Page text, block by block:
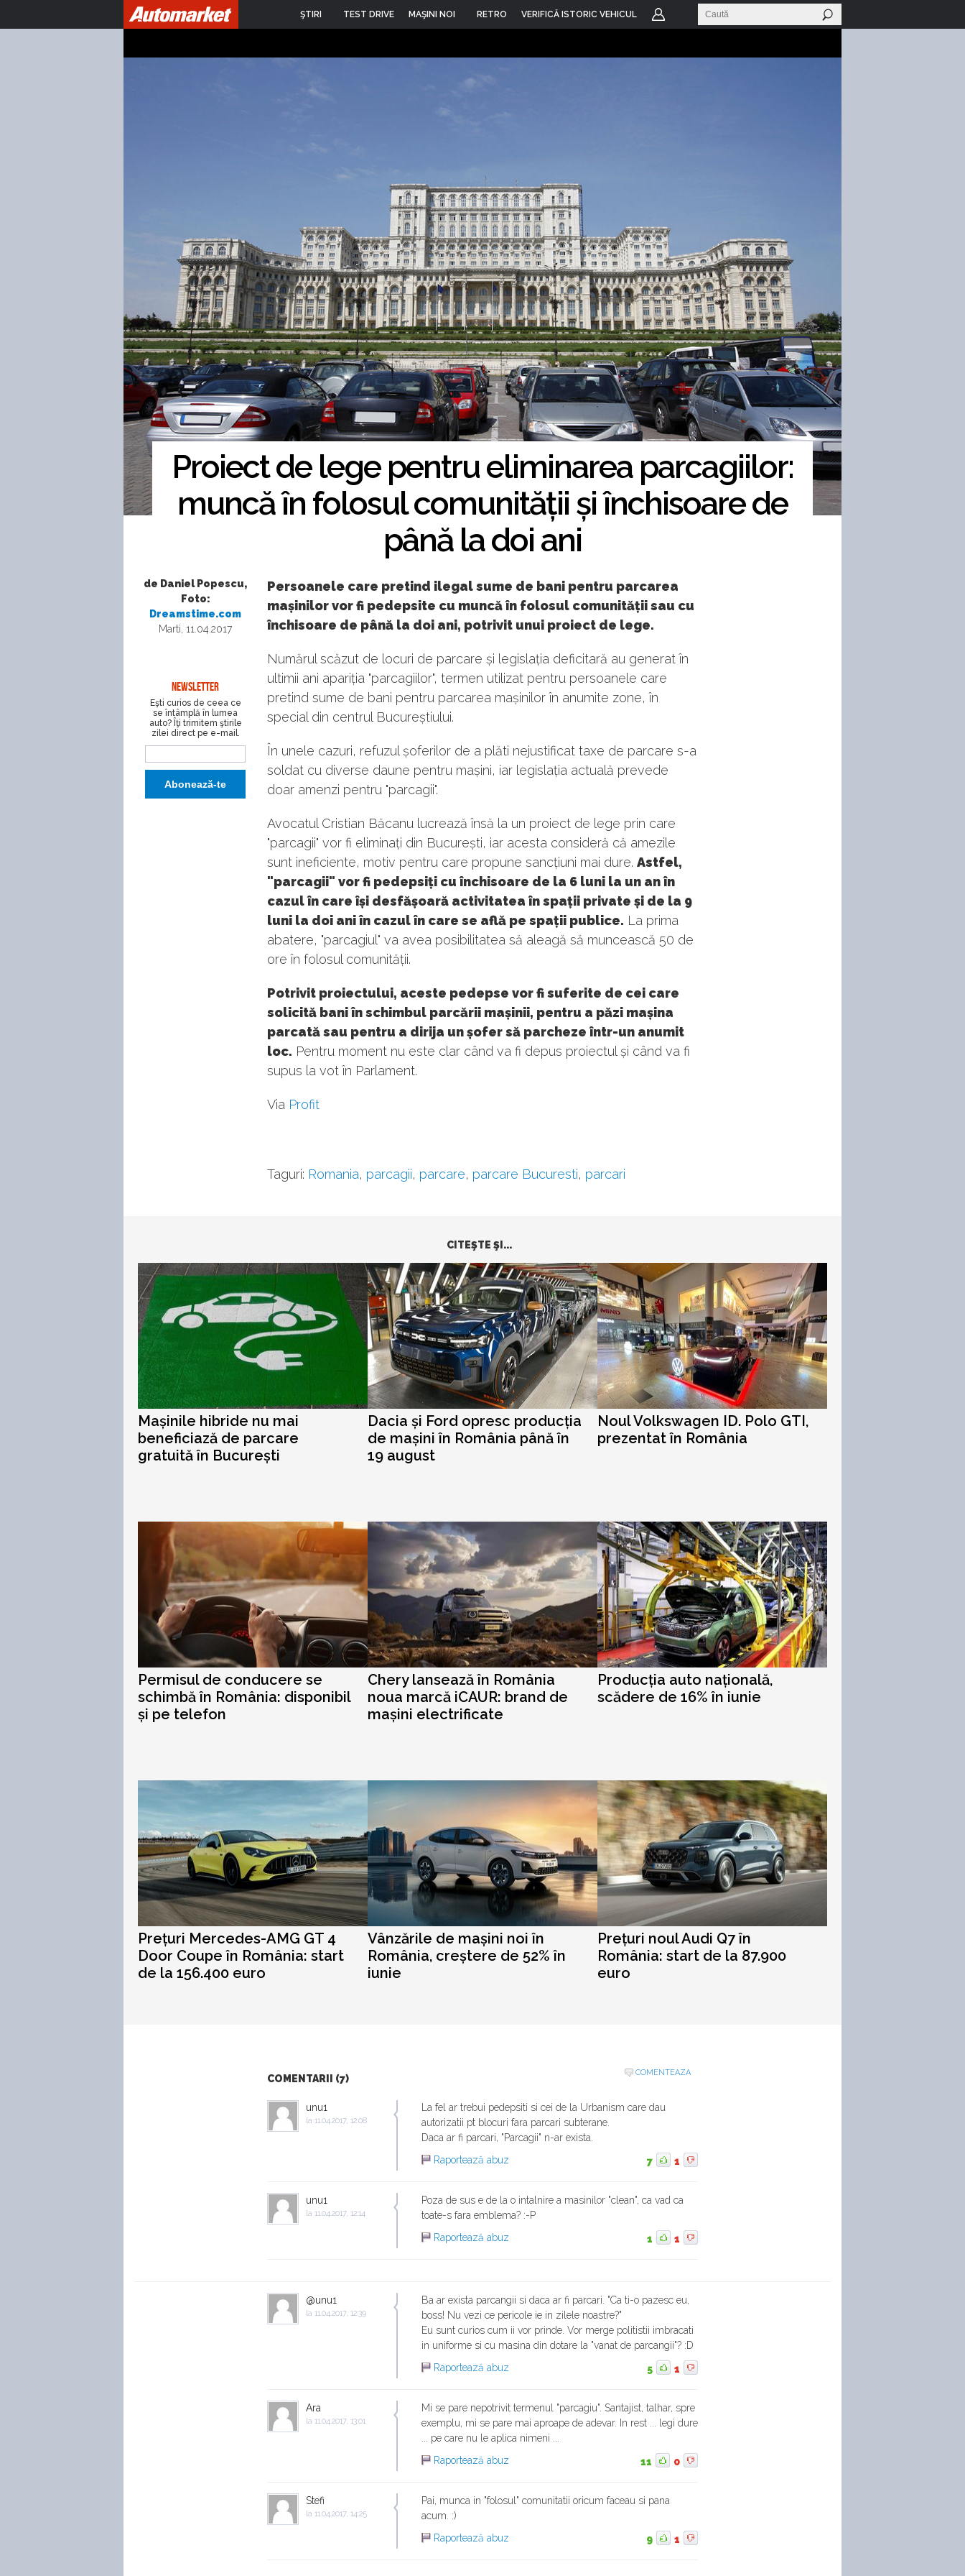
ŞTIRI TEST DRIVE MAŞINI NOI RETRO VERIFICĂ ISTORIC VEHICUL
Proiect de lege pentru eliminarea parcagiilor:
muncă în folosul comunității și închisoare de
până la doi ani
de Daniel Popescu,
Foto:
Dreamstime.com
Marti, 11.04.2017
NEWSLETTER
Eşti curios de ceea ce
se întâmplă în lumea
auto? Îţi trimitem ştirile
zilei direct pe e-mail.
Persoanele care pretind ilegal sume de bani pentru parcarea
mașinilor vor fi pedepsite cu muncă în folosul comunității sau cu
închisoare de până la doi ani, potrivit unui proiect de lege.
Numărul scăzut de locuri de parcare și legislația deficitară au generat în
ultimii ani apariția "parcagiilor", termen utilizat pentru persoanele care
pretind sume de bani pentru parcarea mașinilor în anumite zone, în
special din centrul Bucureștiului.
În unele cazuri, refuzul șoferilor de a plăti nejustificat taxe de parcare s-a
soldat cu diverse daune pentru mașini, iar legislația actuală prevede
doar amenzi pentru "parcagii".
Avocatul Cristian Băcanu lucrează însă la un proiect de lege prin care
"parcagii" vor fi eliminați din București, iar acesta consideră că amezile
sunt ineficiente, motiv pentru care propune sancțiuni mai dure. Astfel,
"parcagii" vor fi pedepsiți cu închisoare de la 6 luni la un an în
cazul în care își desfășoară activitatea în spații private și de la 9
luni la doi ani în cazul în care se află pe spații publice. La prima
abatere, "parcagiul" va avea posibilitatea să aleagă să muncească 50 de
ore în folosul comunității.
Potrivit proiectului, aceste pedepse vor fi suferite de cei care
solicită bani în schimbul parcării mașinii, pentru a păzi mașina
parcată sau pentru a dirija un șofer să parcheze într-un anumit
loc. Pentru moment nu este clar când va fi depus proiectul și când va fi
supus la vot în Parlament.
Via Profit
Taguri: Romania, parcagii, parcare, parcare Bucuresti, parcari
CITEŞTE ŞI...
Mașinile hibride nu mai
beneficiază de parcare
gratuită în București
Dacia și Ford opresc producția
de mașini în România până în
19 august
Noul Volkswagen ID. Polo GTI,
prezentat în România
Permisul de conducere se
schimbă în România: disponibil
și pe telefon
Chery lansează în România
noua marcă iCAUR: brand de
mașini electrificate
Producția auto națională,
scădere de 16% în iunie
Prețuri Mercedes-AMG GT 4
Door Coupe în România: start
de la 156.400 euro
Vânzările de mașini noi în
România, creștere de 52% în
iunie
Prețuri noul Audi Q7 în
România: start de la 87.900
euro
COMENTARII (7)
COMENTEAZA
unu1
la 11.04.2017, 12:08
La fel ar trebui pedepsiti si cei de la Urbanism care dau
autorizatii pt blocuri fara parcari subterane.
Daca ar fi parcari, "Parcagii" n-ar exista.
Raportează abuz
7 1
unu1
la 11.04.2017, 12:14
Poza de sus e de la o intalnire a masinilor "clean", ca vad ca
toate-s fara emblema? :-P
Raportează abuz
1 1
@unu1
la 11.04.2017, 12:39
Ba ar exista parcangii si daca ar fi parcari. "Ca ti-o pazesc eu,
boss! Nu vezi ce pericole ie in zilele noastre?"
Eu sunt curios cum ii vor prinde. Vor merge politistii imbracati
in uniforme si cu masina din dotare la "vanat de parcangii"? :D
Raportează abuz
5 1
Ara
la 11.04.2017, 13:01
Mi se pare nepotrivit termenul "parcagiu". Santajist, talhar, spre
exemplu, mi se pare mai aproape de adevar. In rest ... legi dure
... pe care nu le aplica nimeni ...
Raportează abuz
11 0
Stefi
la 11.04.2017, 14:25
Pai, munca in "folosul" comunitatii oricum faceau si pana
acum. :)
Raportează abuz
9 1